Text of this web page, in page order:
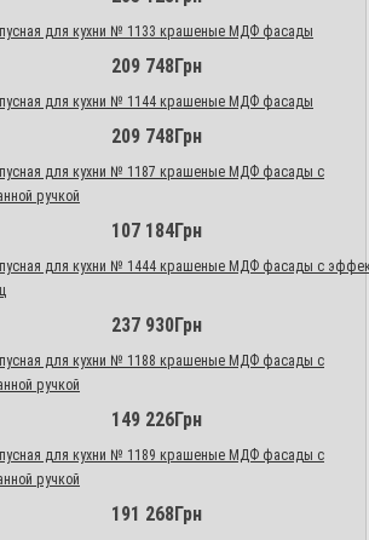
для кухни № 1133 крашеные МДФ фасады
209 748Грн
для кухни № 1144 крашеные МДФ фасады
209 748Грн
для кухни № 1187 крашеные МДФ фасады с
ручкой
107 184Грн
для кухни № 1444 крашеные МДФ фасады с
237 930Грн
для кухни № 1188 крашеные МДФ фасады с
ручкой
149 226Грн
для кухни № 1189 крашеные МДФ фасады с
ручкой
191 268Грн